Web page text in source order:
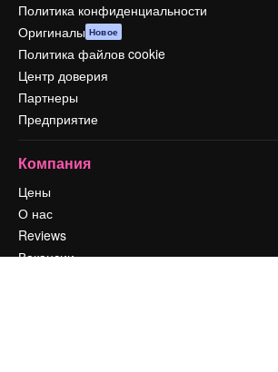
Политика конфиденциальности
Оригиналы Новое
Политика файлов cookie
Центр доверия
Партнеры
Предприятие
Компания
Цены
О нас
Reviews
Вакансии